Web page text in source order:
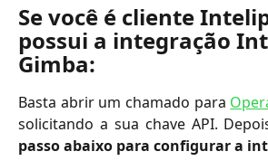
Se você é cliente
possui a integração
Gimba:
Basta abrir um chamado para
solicitando a sua chave API.
passo abaixo para configurar a